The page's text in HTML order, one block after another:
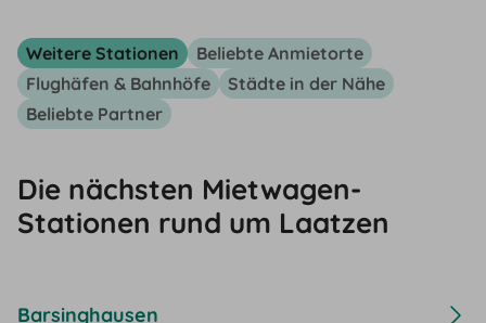
Weitere Stationen
Beliebte Anmietorte
Flughäfen & Bahnhöfe
Städte in der Nähe
Beliebte Partner
Die nächsten Mietwagen-
Stationen rund um Laatzen
Barsinghausen